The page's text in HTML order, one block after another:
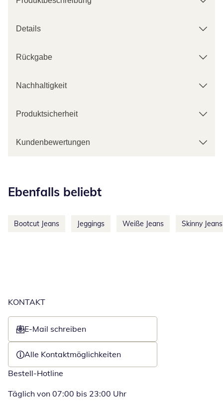
Details
Rückgabe
Nachhaltigkeit
Produktsicherheit
Kundenbewertungen
Ebenfalls beliebt
Bootcut Jeans Jeggings Weiße Jeans Skinny Jeans
KONTAKT
E-Mail schreiben
Öffnet E-Mail-Client
Alle Kontaktmöglichkeiten
Bestell-Hotline
Täglich von 07:00 bis 23:00 Uhr